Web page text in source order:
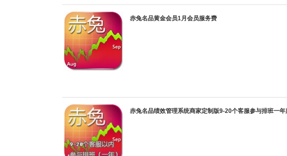
赤兔名品黄金会员1月会员服务费
赤兔名品绩效管理系统商家定制版9-20个客服参与排班一年